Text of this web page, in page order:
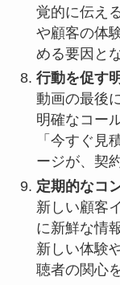
覚的に伝え
や顧客の体
める要因と
行動を促す
動画の最後
明確なコー
「今すぐ見
ージが、契
定期的なコ
新しい顧客
に新鮮な情
新しい体験
聴者の関心